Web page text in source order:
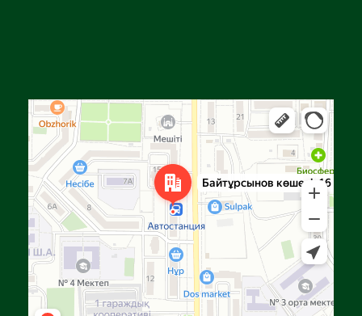
Яндекс Карталар — көлік, навигация, орындарды іздеу